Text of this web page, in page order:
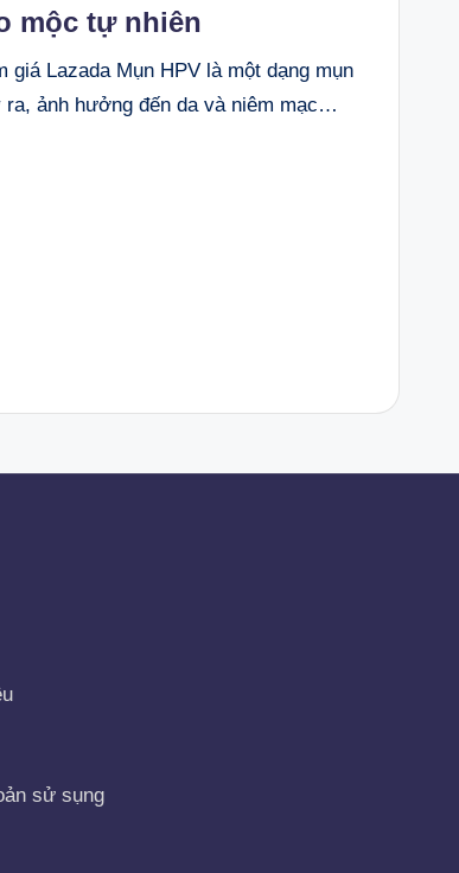
mộc tự nhiên
Lazada Mụn HPV là một dạng mụn
ảnh hưởng đến da và niêm mạc…
sử sụng